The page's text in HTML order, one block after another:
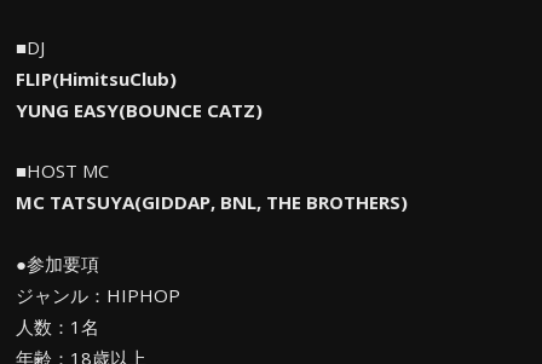
■DJ
FLIP(HimitsuClub)
YUNG EASY(BOUNCE CATZ)
■HOST MC
MC TATSUYA(GIDDAP, BNL, THE BROTHERS)
●参加要項
ジャンル：HIPHOP
人数：1名
年齢：18歳以上